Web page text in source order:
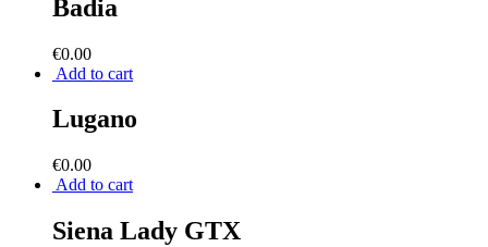
Badia
€0.00
Add to cart
Lugano
€0.00
Add to cart
Siena Lady GTX